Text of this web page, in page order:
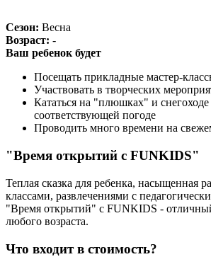
Сезон: Весна
Возраст: -
Ваш ребенок будет
Посещать прикладные мастер-
Участвовать в творческих
Кататься на "плюшках" и
соответствующей погоде
Проводить много времени на
"Время открытий с FUNKIDS"
Теплая сказка для ребенка, насыщенная
классами, развлечениями с
"Время открытий" с FUNKIDS -
любого возраста.
Что входит в стоимость?